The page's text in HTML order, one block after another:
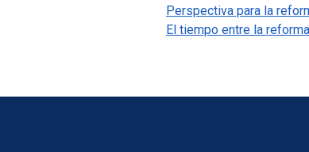
Perspectiva para la
El tiempo entre la